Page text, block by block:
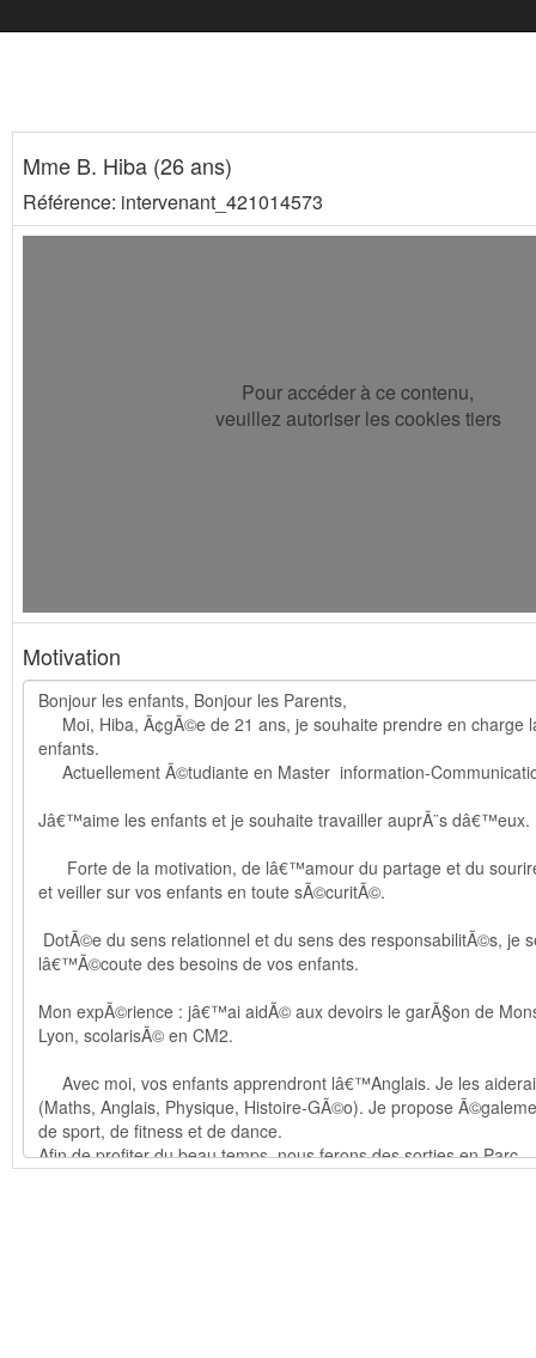
Mme B. Hiba (26 ans)
Référence: intervenant_421014573
Pour accéder à ce contenu,
veuillez autoriser les cookies tiers
Motivation